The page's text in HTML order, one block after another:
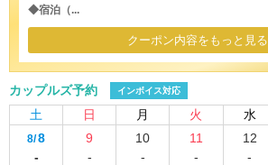
◆宿泊（...
クーポン内容をもっと見る
カップルズ予約 インボイス対応
土 日 月 火 水
8/8
-
9
-
10
-
11
-
12
-